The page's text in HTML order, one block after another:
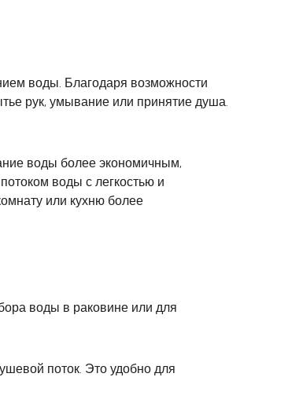
воды. Благодаря возможности
рук, умывание или принятие душа.
воды более экономичным,
воды с легкостью и
или кухню более
воды в раковине или для
поток. Это удобно для